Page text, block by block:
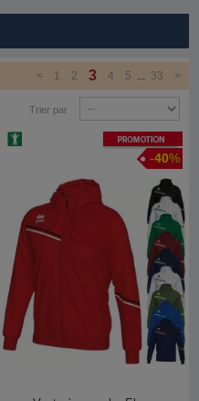
< 1 2 3 4 5 ... 33 >
Trier par
Promotion
-40%